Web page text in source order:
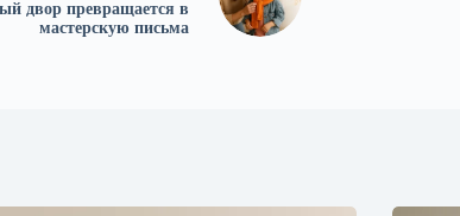
двор превращается в
мастерскую письма